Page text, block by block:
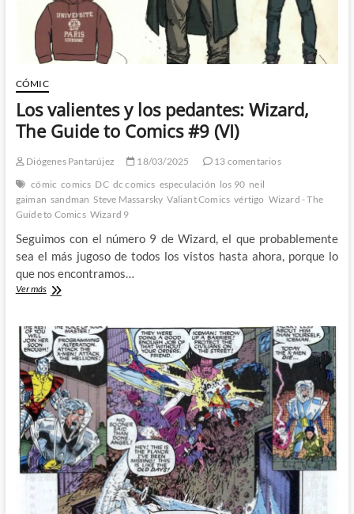
Morian
CÓMIC
Los valientes y los pedantes: Wizard,
The Guide to Comics #9 (VI)
Diógenes Pantarújez 18/03/2025
13 comentarios
cómic comics DC dc comics especulación los 90 neil
gaiman sandman Steve Massarsky Valiant Comics vértigo Wizard - The
Guide to Comics Wizard 9
Seguimos con el número 9 de Wizard, el que probablemente
sea el más jugoso de todos los vistos hasta ahora, porque lo
que nos encontramos…
Ver másLos
los
pedantes:
Wizard,
The
Guide
to
Comics
#9
(VI)